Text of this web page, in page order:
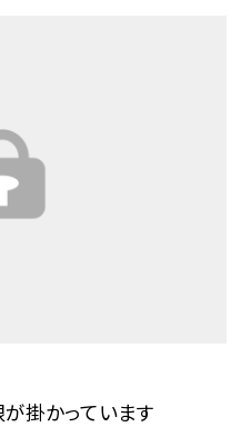
掛かっています